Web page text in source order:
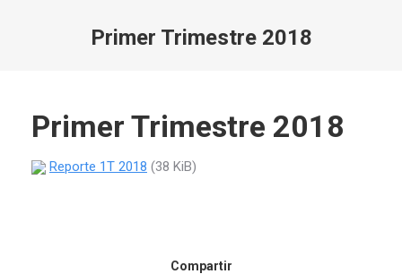
Primer Trimestre 2018
Primer Trimestre 2018
Reporte 1T 2018 (38 KiB)
Compartir